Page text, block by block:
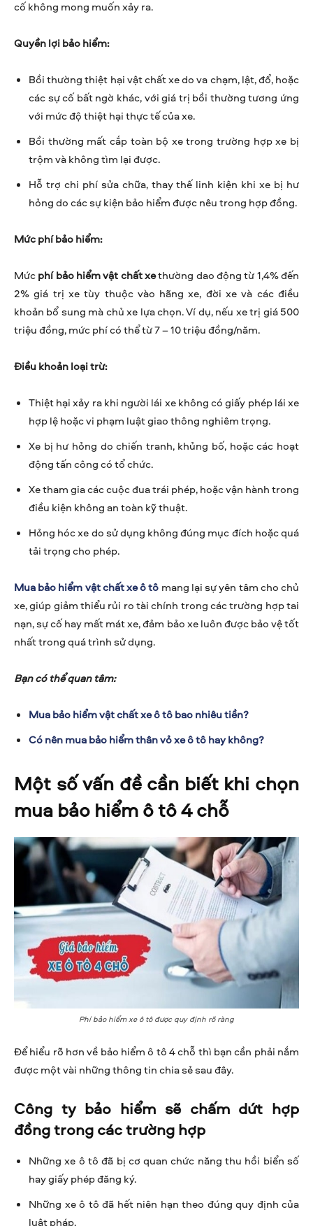
cố không mong muốn xảy ra.
Quyền lợi bảo hiểm:
Bồi thường thiệt hại vật chất xe do va chạm, lật, đổ, hoặc
các sự cố bất ngờ khác, với giá trị bồi thường tương ứng
với mức độ thiệt hại thực tế của xe.
Bồi thường mất cắp toàn bộ xe trong trường hợp xe bị
trộm và không tìm lại được.
Hỗ trợ chi phí sửa chữa, thay thế linh kiện khi xe bị hư
hỏng do các sự kiện bảo hiểm được nêu trong hợp đồng.
Mức phí bảo hiểm:
Mứcphí bảo hiểm vật chất xethường dao động từ 1,4% đến
2% giá trị xe tùy thuộc vào hãng xe, đời xe và các điều
khoản bổ sung mà chủ xe lựa chọn. Ví dụ, nếu xe trị giá 500
triệu đồng, mức phí có thể từ 7 – 10 triệu đồng/năm.
Điều khoản loại trừ:
Thiệt hại xảy ra khi người lái xe không có giấy phép lái xe
hợp lệ hoặc vi phạm luật giao thông nghiêm trọng.
Xe bị hư hỏng do chiến tranh, khủng bố, hoặc các hoạt
động tấn công có tổ chức.
Xe tham gia các cuộc đua trái phép, hoặc vận hành trong
điều kiện không an toàn kỹ thuật.
Hỏng hóc xe do sử dụng không đúng mục đích hoặc quá
tải trọng cho phép.
Mua bảo hiểm vật chất xe ô tô mang lại sự yên tâm cho chủ
xe, giúp giảm thiểu rủi ro tài chính trong các trường hợp tai
nạn, sự cố hay mất mát xe, đảm bảo xe luôn được bảo vệ tốt
nhất trong quá trình sử dụng.
Bạn có thể quan tâm:
Mua bảo hiểm vật chất xe ô tô bao nhiêu tiền?
Có nên mua bảo hiểm thân vỏ xe ô tô hay không?
Một số vấn đề cần biết khi chọn
mua bảo hiểm ô tô 4 chỗ
Phí bảo hiểm xe ô tô được quy định rõ ràng
Để hiểu rõ hơn về bảo hiểm ô tô 4 chỗ thì bạn cần phải nắm
được một vài những thông tin chia sẻ sau đây.
Công ty bảo hiểm sẽ chấm dứt hợp
đồng trong các trường hợp
Những xe ô tô đã bị cơ quan chức năng thu hồi biển số
hay giấy phép đăng ký.
Những xe ô tô đã hết niên hạn theo đúng quy định của
luật pháp.